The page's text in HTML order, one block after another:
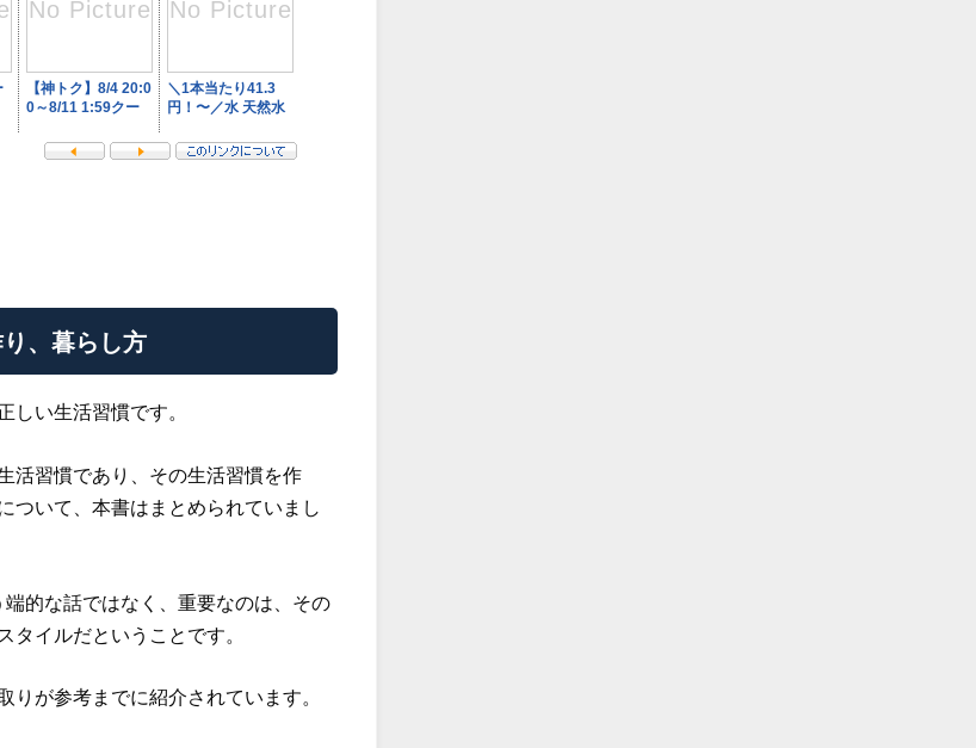
、暮らし方
しい生活習慣です。
活習慣であり、その生活習慣を作
ついて、本書はまとめられていまし
的な話ではなく、重要なのは、その
イルだということです。
が参考までに紹介されています。